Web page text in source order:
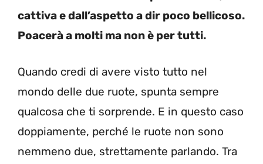
cattiva e dall’aspetto a dir poco bellicoso.
Poacerà a molti ma non è per tutti.
Quando credi di avere visto tutto nel
mondo delle due ruote, spunta sempre
qualcosa che ti sorprende. E in questo caso
doppiamente, perché le ruote non sono
nemmeno due, strettamente parlando. Tra